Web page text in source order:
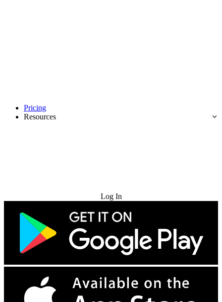
Pricing
Resources
Log In